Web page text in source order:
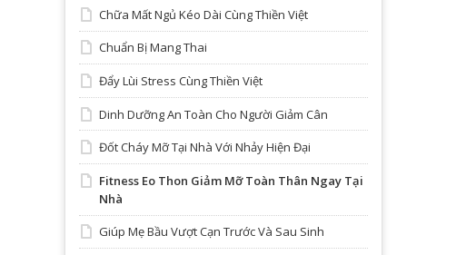
Chữa Mất Ngủ Kéo Dài Cùng Thiền Việt
Chuẩn Bị Mang Thai
Đẩy Lùi Stress Cùng Thiền Việt
Dinh Dưỡng An Toàn Cho Người Giảm Cân
Đốt Cháy Mỡ Tại Nhà Với Nhảy Hiện Đại
Fitness Eo Thon Giảm Mỡ Toàn Thân Ngay Tại
Nhà
Giúp Mẹ Bầu Vượt Cạn Trước Và Sau Sinh